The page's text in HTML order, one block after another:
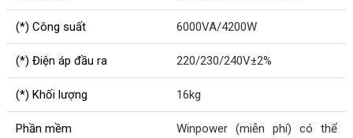
(*) Công suất 6000VA/4200W
(*) Điện áp đầu ra 220/230/240V±2%
(*) Khối lượng 16kg
Phần mềm
Winpower (miễn phí) có thể